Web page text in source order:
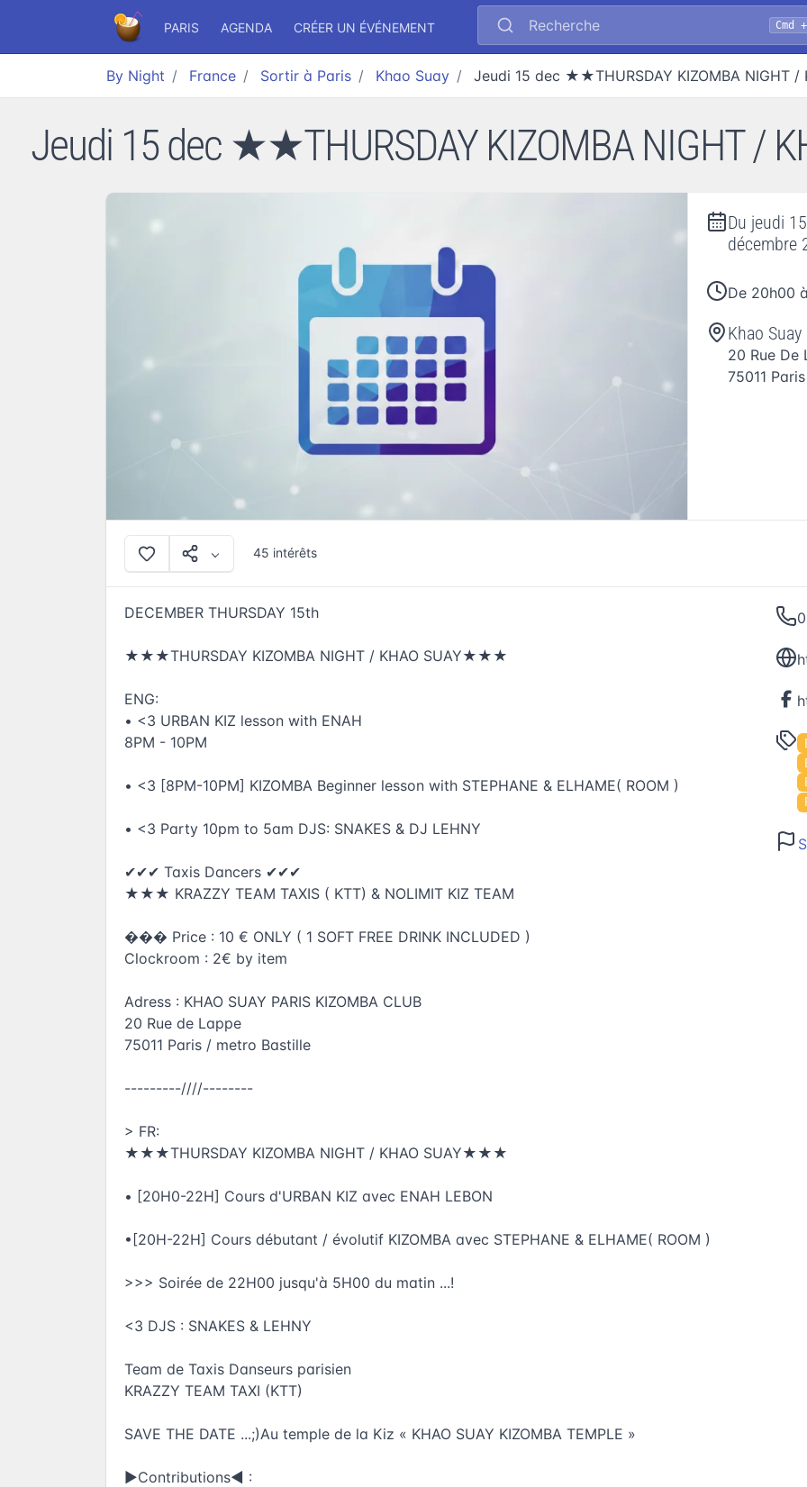
PARIS AGENDA CRÉER UN ÉVÉNEMENT Recherche Cmd
By Night France Sortir à Paris Khao Suay Jeudi 15 dec ★★THURSDAY KIZOMBA NIGHT /
Jeudi 15 dec ★★THURSDAY KIZOMBA NIGHT /
Du jeudi
décembre
De 20h00
Khao Suay
20 Rue De
75011 Paris
45 intérêts
DECEMBER THURSDAY 15th
★★★THURSDAY KIZOMBA NIGHT / KHAO SUAY★★★
ENG:
• <3 URBAN KIZ lesson with ENAH
8PM - 10PM
• <3 [8PM-10PM] KIZOMBA Beginner lesson with STEPHANE & ELHAME( ROOM )
• <3 Party 10pm to 5am DJS: SNAKES & DJ LEHNY
✔✔✔ Taxis Dancers ✔✔✔
★★★ KRAZZY TEAM TAXIS ( KTT) & NOLIMIT KIZ TEAM
��� Price : 10 € ONLY ( 1 SOFT FREE DRINK INCLUDED )
Clockroom : 2€ by item
Adress : KHAO SUAY PARIS KIZOMBA CLUB
20 Rue de Lappe
75011 Paris / metro Bastille
---------////--------
> FR:
★★★THURSDAY KIZOMBA NIGHT / KHAO SUAY★★★
• [20H0-22H] Cours d'URBAN KIZ avec ENAH LEBON
•[20H-22H] Cours débutant / évolutif KIZOMBA avec STEPHANE & ELHAME( ROOM )
>>> Soirée de 22H00 jusqu'à 5H00 du matin ...!
<3 DJS : SNAKES & LEHNY
Team de Taxis Danseurs parisien
KRAZZY TEAM TAXI (KTT)
SAVE THE DATE ...;)Au temple de la Kiz « KHAO SUAY KIZOMBA TEMPLE »
►Contributions◄ :